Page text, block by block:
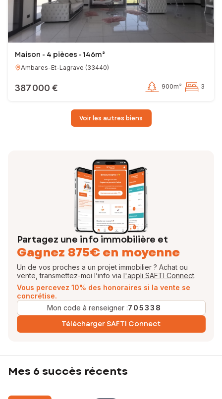
Maison - 4 pièces - 146m²
Ambares-Et-Lagrave (33440)
387 000 € 900m² 3
Voir les autres biens
Partagez une info immobilière et
Gagnez 875€ en moyenne
Un de vos proches a un projet immobilier ? Achat ou
vente, transmettez-moi l’info via l'appli SAFTI Connect.
Vous percevez 10% des honoraires si la vente se
concrétise.
Mon code à renseigner :705338
Télécharger SAFTI Connect
Mes 6 succès récents